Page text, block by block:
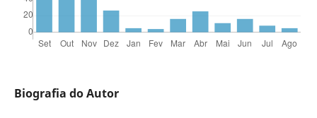
Biografia do Autor